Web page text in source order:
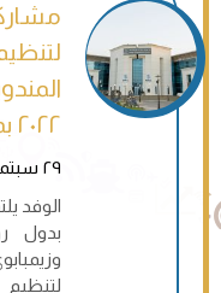
٢٠٢٢ بمدينة بوخارست برومانيا
٢٩ سبتمبر ٢٠٢٢
الوفد
بدول